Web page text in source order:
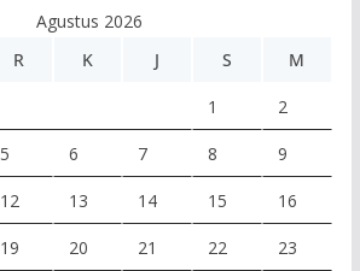
Agustus 2026
R K J S M
1 2
5 6 7 8 9
12 13 14 15 16
19 20 21 22 23